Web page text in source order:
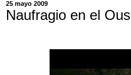
25 mayo 2009
Naufragio en el